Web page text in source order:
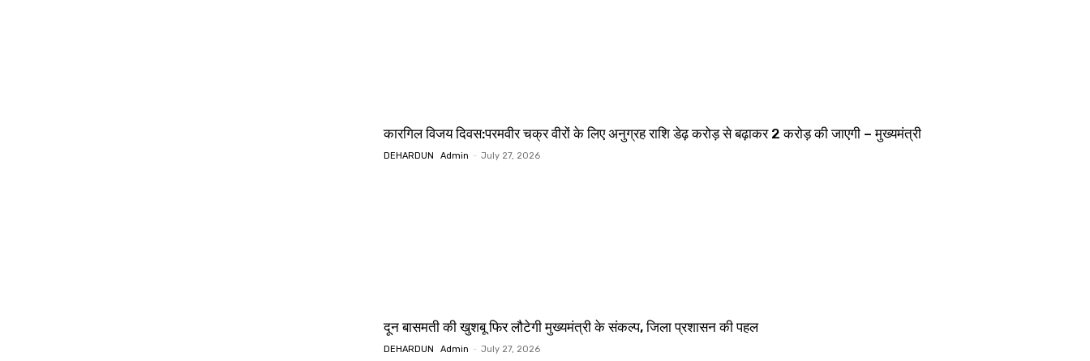
कारगिल विजय दिवस:परमवीर चक्र वीरों के लिए अनुग्रह राशि डेढ़ करोड़ से बढ़ाकर 2 करोड़ की जाएगी – मुख्यमंत्री
DEHARDUN Admin - July 27, 2026
दून बासमती की खुशबू फिर लौटेगी मुख्यमंत्री के संकल्प, जिला प्रशासन की पहल
DEHARDUN Admin - July 27, 2026